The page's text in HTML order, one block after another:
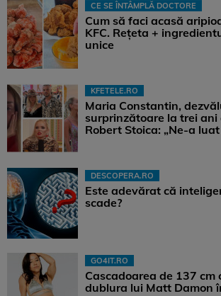
CE SE ÎNTÂMPLĂ DOCTORE
Cum să faci acasă
KFC. Rețeta +
unice
KFETELE.RO
Maria Constantin,
surprinzătoare la trei ani
Robert Stoica: „Ne-a
DESCOPERA.RO
Este adevărat că
scade?
GO4IT.RO
Cascadoarea de 137 cm
dublura lui Matt Damon